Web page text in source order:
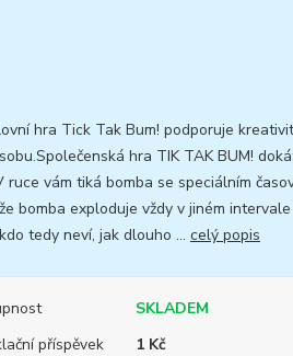
hra Tick Tak Bum! podporuje
hra TIK TAK BUM!
ruce vám tiká bomba se speciálním
bomba exploduje vždy v jiném
tedy neví, jak dlouho ... celý popis
SKLADEM
příspěvek
1 Kč